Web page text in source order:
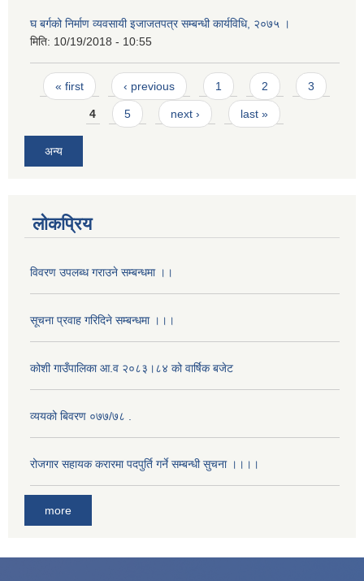
घ बर्गको निर्माण व्यवसायी इजाजतपत्र सम्बन्धी कार्यविधि, २०७५ ।
मिति: 10/19/2018 - 10:55
Pages
« first ‹ previous 1 2 3
4 5 next › last »
अन्य
लोकप्रिय
विवरण उपलब्ध गराउने सम्बन्धमा ।।
सूचना प्रवाह गरिदिने सम्बन्धमा ।।।
कोशी गाउँपालिका आ.व २०८३।८४ को वार्षिक बजेट
व्ययको बिवरण ०७७/७८ .
रोजगार सहायक करारमा पदपुर्ति गर्ने सम्बन्धी सुचना ।।।।
more